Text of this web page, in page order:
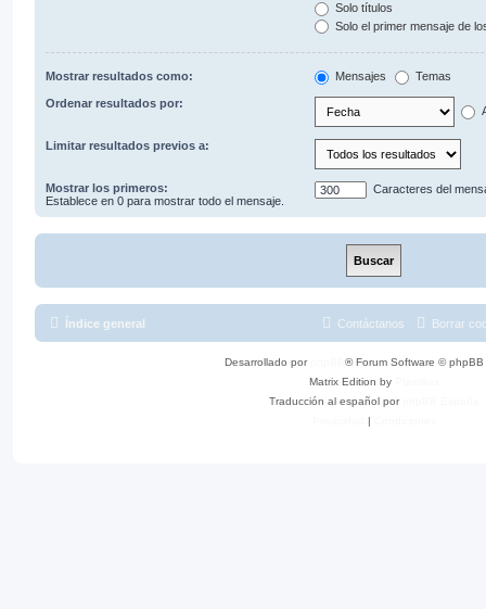
Solo títulos
Solo el primer mensaje de
Mostrar resultados como: Mensajes Temas
Ordenar resultados por:
Limitar resultados previos a:
Mostrar los primeros:
Establece en 0 para mostrar todo el mensaje.
Caracteres del
Índice general Borrar
Contáctanos
Desarrollado por
® Forum Software © phpBB
Matrix Edition by
Traducción al español por
|